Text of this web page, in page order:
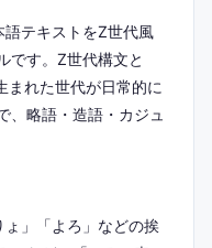
テキストをZ世代風
です。Z世代構文と
れた世代が日常的に
、略語・造語・カジュ
」「よろ」などの挨